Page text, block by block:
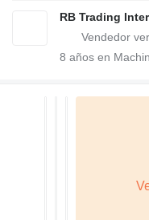
RB Trading
8 años en